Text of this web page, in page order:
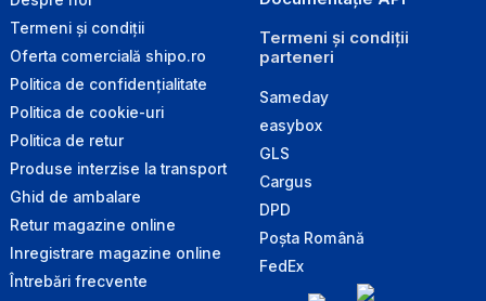
Termeni și condiții
Oferta comercială shipo.ro
Politica de confidențialitate
Politica de cookie-uri
Politica de retur
Produse interzise la transport
Ghid de ambalare
Retur magazine online
Inregistrare magazine online
Întrebări frecvente
Termeni și condiții
parteneri
Sameday
easybox
GLS
Cargus
DPD
Poșta Română
FedEx